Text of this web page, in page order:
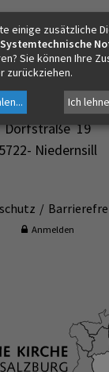
Niedernsill
Dorfstraße 19
5722- Niedernsill
Anmelden
einige zusätzliche
Sie können Ihre
zurückziehen.
... Ich